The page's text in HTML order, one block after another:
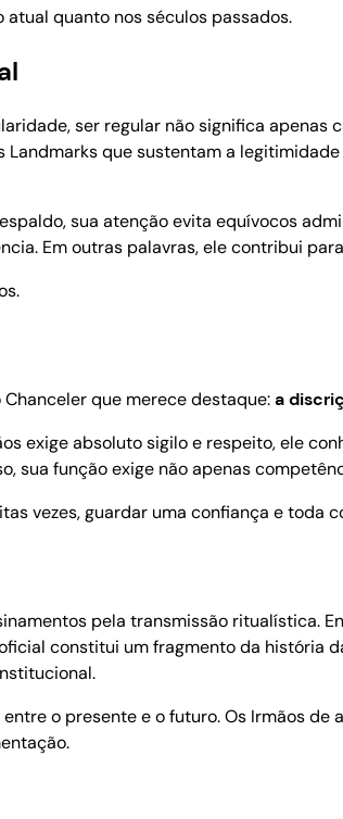
quanto nos séculos passados.
ser regular não significa
que sustentam a
sua atenção evita equívocos
Em outras palavras, ele contribui
que merece destaque:a
exige absoluto sigilo e respeito, ele
sua função exige não apenas
vezes, guardar uma confiança e toda
pela transmissão ritualística.
constitui um fragmento da história
o presente e o futuro. Os Irmãos